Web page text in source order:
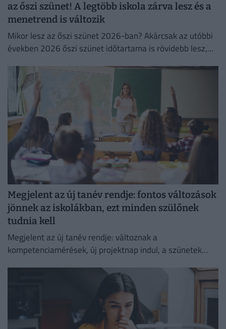
az őszi szünet! A legtöbb iskola zárva lesz és a
menetrend is változik
Mikor lesz az őszi szünet 2026-ban? Akárcsak az utóbbi
években 2026 őszi szünet időtartama is rövidebb lesz,
Megjelent az új tanév rendje: fontos változások
jönnek az iskolákban, ezt minden szülőnek
tudnia kell
Megjelent az új tanév rendje: változnak a
kompetenciamérések, új projektnap indul, a szünetek